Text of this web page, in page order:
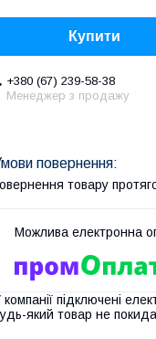
Купити
+380 (67) 239-58-38
Менеджер з продажу
товару
компанії підключені
який товар не